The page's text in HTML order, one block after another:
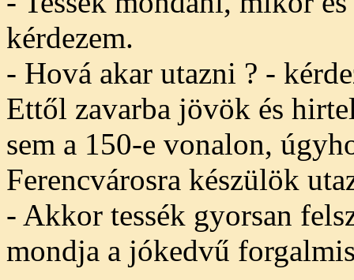
kérdezem.
- Hová akar utazni ? -
Ettől zavarba jövök és
sem a 150-e vonalon,
Ferencvárosra készülök
- Akkor tessék gyorsan
mondja a jókedvű